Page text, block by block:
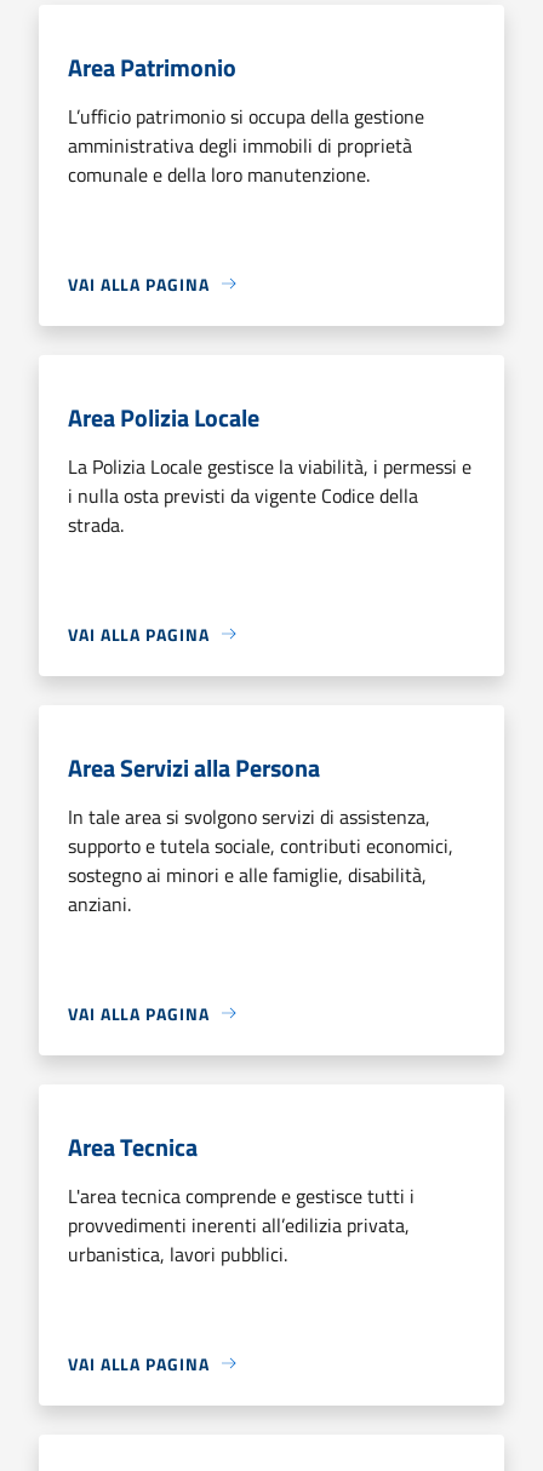
Area Patrimonio
L’ufficio patrimonio si occupa della gestione
amministrativa degli immobili di proprietà
comunale e della loro manutenzione.
VAI ALLA PAGINA
Area Polizia Locale
La Polizia Locale gestisce la viabilità, i permessi e
i nulla osta previsti da vigente Codice della
strada.
VAI ALLA PAGINA
Area Servizi alla Persona
In tale area si svolgono servizi di assistenza,
supporto e tutela sociale, contributi economici,
sostegno ai minori e alle famiglie, disabilità,
anziani.
VAI ALLA PAGINA
Area Tecnica
L'area tecnica comprende e gestisce tutti i
provvedimenti inerenti all’edilizia privata,
urbanistica, lavori pubblici.
VAI ALLA PAGINA